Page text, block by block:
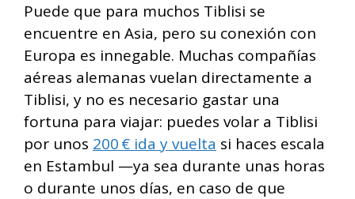
Puede que para muchos Tiblisi se
encuentre en Asia, pero su conexión con
Europa es innegable. Muchas compañías
aéreas alemanas vuelan directamente a
Tiblisi, y no es necesario gastar una
fortuna para viajar: puedes volar a Tiblisi
por unos 200 € ida y vuelta si haces escala
en Estambul —ya sea durante unas horas
o durante unos días, en caso de que